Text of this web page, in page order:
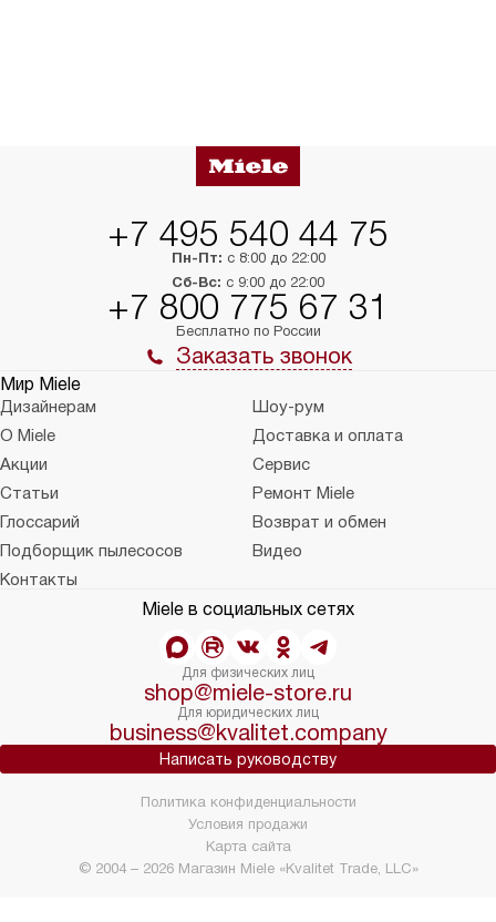
+7 495 540 44 75
Пн-Пт: с 8:00 до 22:00
Сб-Вс: с 9:00 до 22:00
+7 800 775 67 31
Бесплатно по России
Заказать звонок
Мир Miele
Дизайнерам
Шоу-рум
О Miele
Доставка и оплата
Акции
Сервис
Статьи
Ремонт Miele
Глоссарий
Возврат и обмен
Подборщик пылесосов
Видео
Контакты
Miele в социальных сетях
Для физических лиц
shop@miele-store.ru
Для юридических лиц
business@kvalitet.company
Написать руководству
© 2004 – 2026 Магазин Miele «Kvalitet Trade, LLC»
Политика конфиденциальности
Условия продажи
Карта сайта